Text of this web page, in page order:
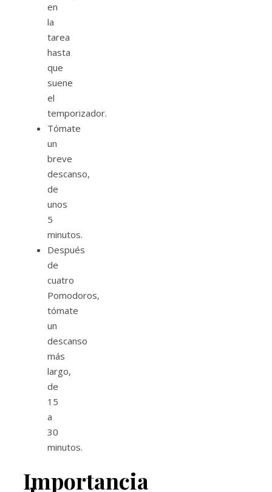
en
la
tarea
hasta
que
suene
el
temporizador.
Tómate
un
breve
descanso,
de
unos
5
minutos.
Después
de
cuatro
Pomodoros,
tómate
un
descanso
más
largo,
de
15
a
30
minutos.
Importancia